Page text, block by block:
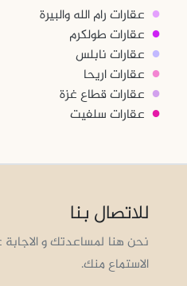
● عقارات رام الله والبيرة
● عقارات طولكرم
● عقارات نابلس
● عقارات اريحا
● عقارات قطاع غزة
● عقارات سلفيت
للاتصال بنا
نحن هنا لمساعدتك و
الاستماع منك.